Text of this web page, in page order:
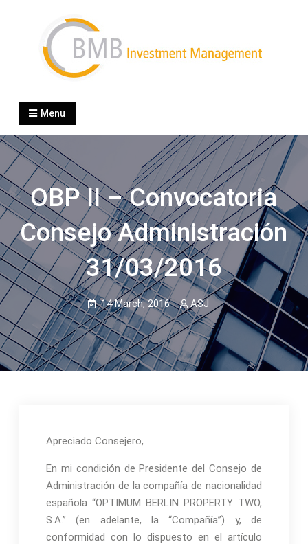
BMB Investment
boutique specialized in wealth management
Menu
OBP II – Convocatoria
Consejo Administración
31/03/2016
14 March, 2016 ASJ
Apreciado Consejero,
En mi condición de Presidente del Consejo de
Administración de la compañía de nacionalidad
española “OPTIMUM BERLIN PROPERTY TWO,
S.A.” (en adelante, la “Compañía”) y, de
conformidad con lo dispuesto en el artículo